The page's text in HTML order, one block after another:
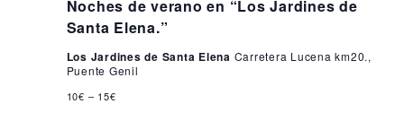
Noches de verano en “Los Jardines de
Santa Elena.”
Los Jardines de Santa Elena Carretera Lucena km20.,
Puente Genil
10€ – 15€